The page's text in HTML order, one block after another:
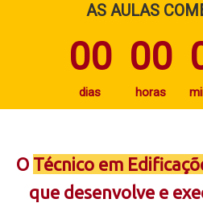
AS AULAS
00
dias
00
horas
O Técnico em
que desenvolve e